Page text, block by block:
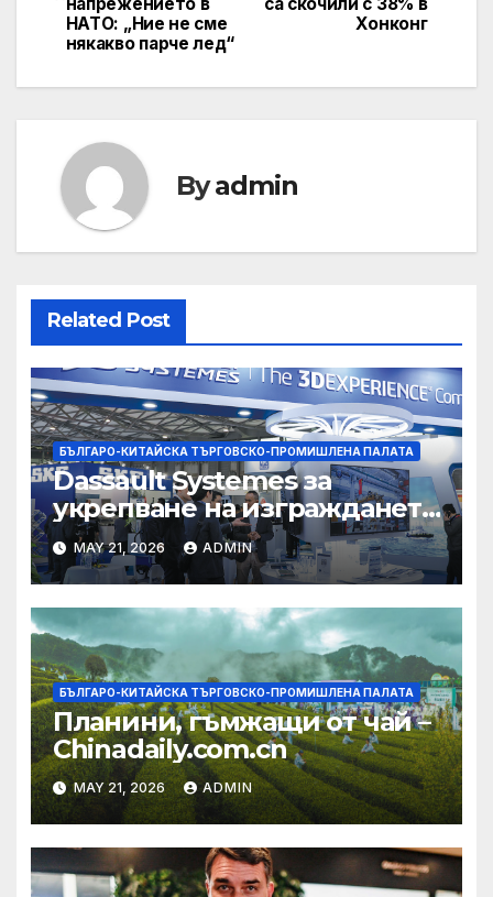
Хонконг
НАТО: „Ние не сме
някакво парче лед“
Byadmin
Related Post
БЪЛГАРО-КИТАЙСКА ТЪРГОВСКО-ПРОМИШЛЕНА ПАЛАТА
Dassault Systemes за
укрепване на изграждането
на AI екосистема в Китай
MAY 21, 2026 ADMIN
БЪЛГАРО-КИТАЙСКА ТЪРГОВСКО-ПРОМИШЛЕНА ПАЛАТА
Планини, гъмжащи от чай –
Chinadaily.com.cn
MAY 21, 2026 ADMIN